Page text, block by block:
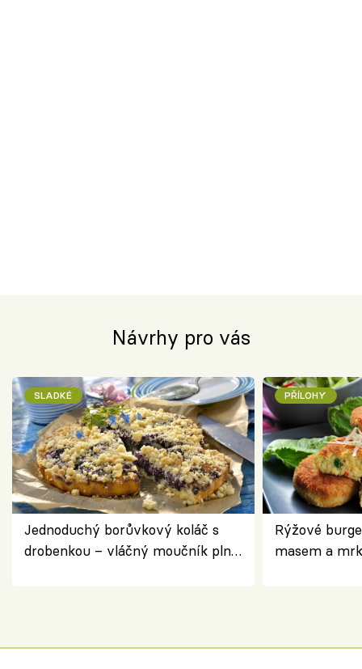
Návrhy pro vás
SLADKÉ
Jednoduchý borůvkový koláč s
drobenkou – vláčný moučník plný
PŘÍLOHY
Rýžové
masem a